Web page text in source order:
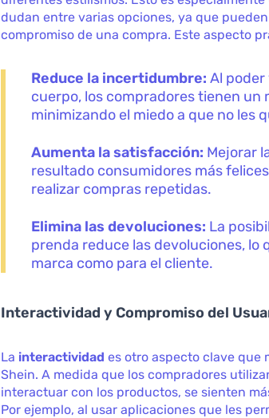
dudan entre varias opciones, ya que
compromiso de una compra. Este aspecto
Reduce la incertidumbre: Al poder
cuerpo, los compradores tienen un
minimizando el miedo a que no les
Aumenta la satisfacción: Mejorar
resultado consumidores más
realizar compras repetidas.
Elimina las devoluciones: La
prenda reduce las devoluciones, lo
marca como para el cliente.
Interactividad y Compromiso del
La interactividad es otro aspecto clave que
Shein. A medida que los compradores
interactuar con los productos, se sienten
Por ejemplo, al usar aplicaciones que les